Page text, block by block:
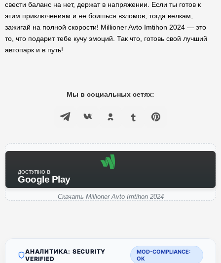
свести баланс на нет, держат в напряжении. Если ты готов к
этим приключениям и не боишься взломов, тогда велкам,
зажигай на полной скорости! Millioner Avto Imtihon 2024 — это
то, что подарит тебе кучу эмоций. Так что, готовь свой лучший
автопарк и в путь!
Мы в социальных сетях:
ДОСТУПНО В
Google Play
Скачать Millioner Avto Imtihon 2024
АНАЛИТИКА: SECURITY
VERIFIED
MOD-COMPLIANCE:
OK